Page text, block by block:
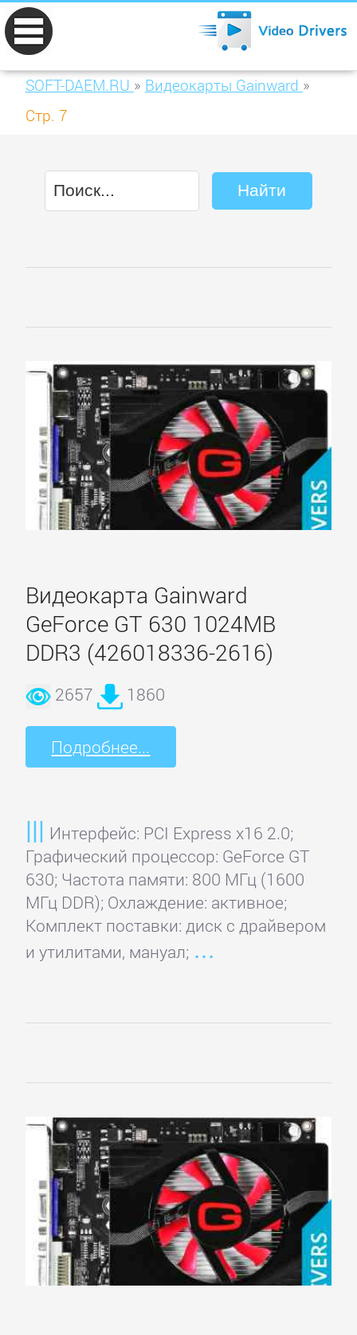
SOFT-DAEM.RU » Видеокарты Gainward »
Стр. 7
Видеокарта Gainward
GeForce GT 630 1024MB
DDR3 (426018336-2616)
2657 1860
Подробнее...
Интерфейс: PCI Express x16 2.0;
Графический процессор: GeForce GT
630; Частота памяти: 800 МГц (1600
МГц DDR); Охлаждение: активное;
Комплект поставки: диск с драйвером
и утилитами, мануал;